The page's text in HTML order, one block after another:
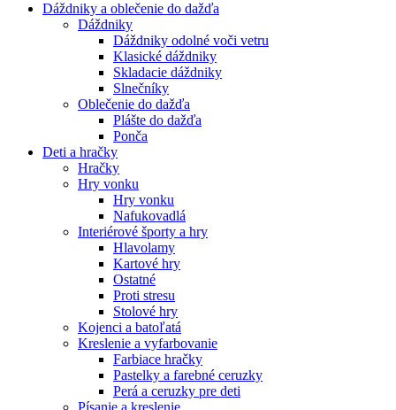
Dáždniky a oblečenie do dažďa
Dáždniky
Dáždniky odolné voči vetru
Klasické dáždniky
Skladacie dáždniky
Slnečníky
Oblečenie do dažďa
Plášte do dažďa
Ponča
Deti a hračky
Hračky
Hry vonku
Hry vonku
Nafukovadlá
Interiérové športy a hry
Hlavolamy
Kartové hry
Ostatné
Proti stresu
Stolové hry
Kojenci a batoľatá
Kreslenie a vyfarbovanie
Farbiace hračky
Pastelky a farebné ceruzky
Perá a ceruzky pre deti
Písanie a kreslenie